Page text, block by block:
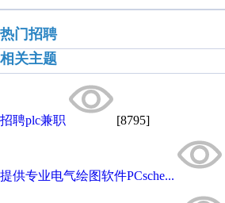
热门招聘
相关主题
招聘plc兼职 [8795]
提供专业电气绘图软件PCsche...